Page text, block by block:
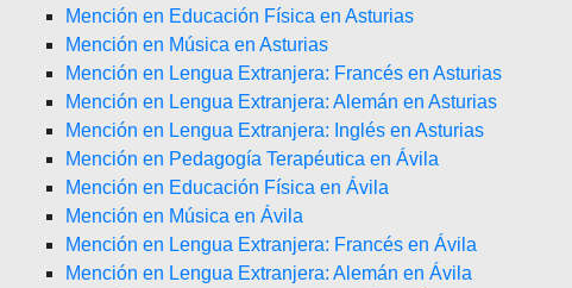
Mención en Educación Física en Asturias
Mención en Música en Asturias
Mención en Lengua Extranjera: Francés en Asturias
Mención en Lengua Extranjera: Alemán en Asturias
Mención en Lengua Extranjera: Inglés en Asturias
Mención en Pedagogía Terapéutica en Ávila
Mención en Educación Física en Ávila
Mención en Música en Ávila
Mención en Lengua Extranjera: Francés en Ávila
Mención en Lengua Extranjera: Alemán en Ávila